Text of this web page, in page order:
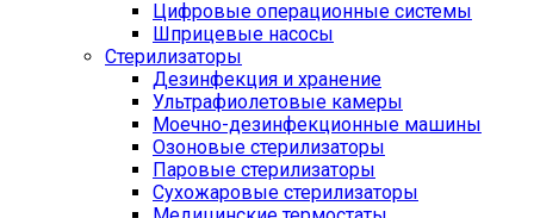
Цифровые операционные системы
Шприцевые насосы
Стерилизаторы
Дезинфекция и хранение
Ультрафиолетовые камеры
Моечно-дезинфекционные машины
Озоновые стерилизаторы
Паровые стерилизаторы
Сухожаровые стерилизаторы